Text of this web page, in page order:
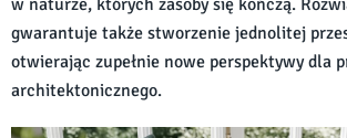
w naturze, których zasoby się kończą.
gwarantuje także stworzenie jednolitej
otwierając zupełnie nowe perspektywy dla
architektonicznego.